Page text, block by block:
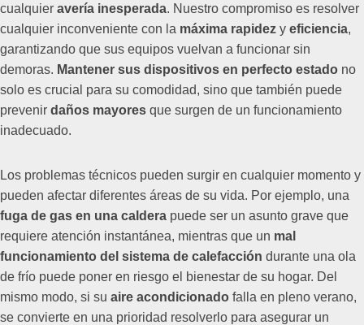
cualquier avería inesperada. Nuestro compromiso es resolver
cualquier inconveniente con la máxima rapidez y eficiencia,
garantizando que sus equipos vuelvan a funcionar sin
demoras. Mantener sus dispositivos en perfecto estado no
solo es crucial para su comodidad, sino que también puede
prevenir daños mayores que surgen de un funcionamiento
inadecuado.
Los problemas técnicos pueden surgir en cualquier momento y
pueden afectar diferentes áreas de su vida. Por ejemplo, una
fuga de gas en una caldera puede ser un asunto grave que
requiere atención instantánea, mientras que un mal
funcionamiento del sistema de calefacción durante una ola
de frío puede poner en riesgo el bienestar de su hogar. Del
mismo modo, si su aire acondicionado falla en pleno verano,
se convierte en una prioridad resolverlo para asegurar un